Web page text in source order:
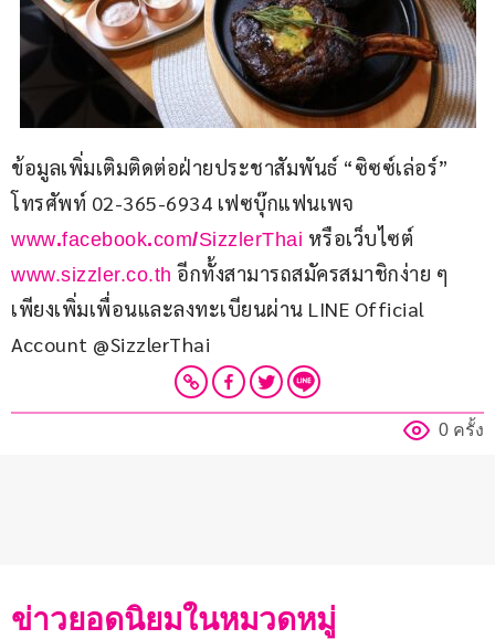
ข้อมูลเพิ่มเติมติดต่อฝ่ายประชาสัมพันธ์ “ซิซซ์เล่อร์”
โทรศัพท์ 02-365-6934 เฟซบุ๊กแฟนเพจ
www.facebook.com/SizzlerThai หรือเว็บไซต์
www.sizzler.co.th อีกทั้งสามารถสมัครสมาชิกง่าย ๆ
เพียงเพิ่มเพื่อนและลงทะเบียนผ่าน LINE Official
Account @SizzlerThai
0 ครั้ง
ข่าวยอดนิยมในหมวดหมู่